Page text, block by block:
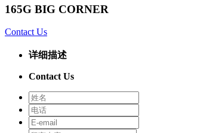
165G BIG CORNER
Contact Us
详细描述
Contact Us